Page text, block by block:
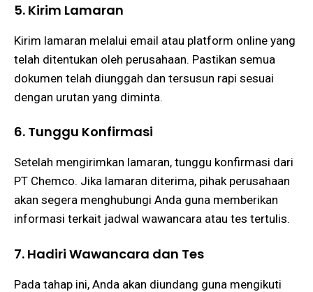
5. Kirim Lamaran
Kirim lamaran melalui email atau platform online yang
telah ditentukan oleh perusahaan. Pastikan semua
dokumen telah diunggah dan tersusun rapi sesuai
dengan urutan yang diminta​​.
6. Tunggu Konfirmasi
Setelah mengirimkan lamaran, tunggu konfirmasi dari
PT Chemco. Jika lamaran diterima, pihak perusahaan
akan segera menghubungi Anda guna memberikan
informasi terkait jadwal wawancara atau tes tertulis​​.
7. Hadiri Wawancara dan Tes
Pada tahap ini, Anda akan diundang guna mengikuti